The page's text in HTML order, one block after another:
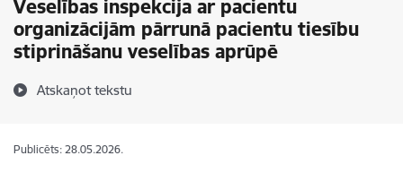
Veselības inspekcija ar pacientu
organizācijām pārrunā pacientu tiesību
stiprināšanu veselības aprūpē
Atskaņot tekstu
Publicēts: 28.05.2026.